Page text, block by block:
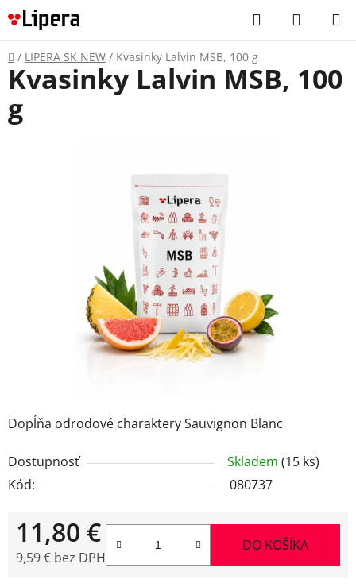
Prejsť
na
obsah
Hľadať
KOŠÍK
Domov
/ LIPERA SK NEW / Kvasinky Lalvin MSB, 100 g
Dopĺňa odrodové charaktery Sauvignon Blanc
Dostupnosť Skladem (15 ks)
Kód:
080737
11,80 €
9,59 € bez DPH
DO KOŠÍKA
Kvasinky Lalvin MSB, 100
g